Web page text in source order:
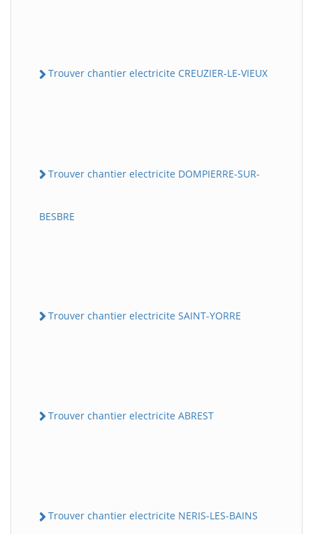
Trouver chantier electricite CREUZIER-LE-VIEUX
Trouver chantier electricite DOMPIERRE-SUR-
BESBRE
Trouver chantier electricite SAINT-YORRE
Trouver chantier electricite ABREST
Trouver chantier electricite NERIS-LES-BAINS